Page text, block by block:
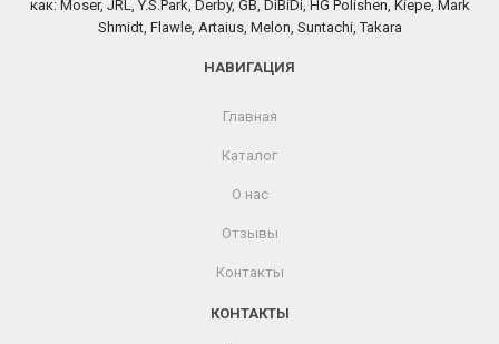
как: Moser, JRL, Y.S.Park, Derby, GB, DiBiDi, HG Polishen, Kiepe, Mark
Shmidt, Flawle, Artaius, Melon, Suntachi, Takara
НАВИГАЦИЯ
Главная
Каталог
О нас
Отзывы
Контакты
КОНТАКТЫ